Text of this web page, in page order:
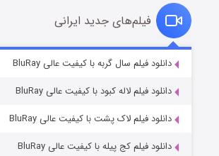
قسمت۷ (زیرنویس) منتشر شد
فیلم‌های جدید ایرانی
دانلود فیلم سال گربه با کیفیت عالی BluRay
دانلود فیلم لاله کبود با کیفیت عالی BluRay
دانلود فیلم لاک پشت با کیفیت عالی BluRay
دانلود فیلم کج‌ پیله با کیفیت عالی BluRay